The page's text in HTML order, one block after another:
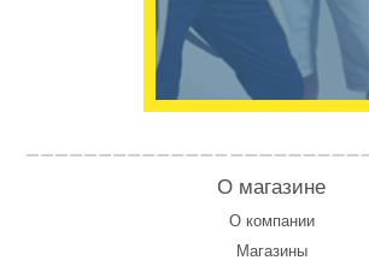
О магазине
О компании
Магазины